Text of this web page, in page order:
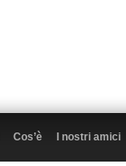
Cos’è I nostri amici